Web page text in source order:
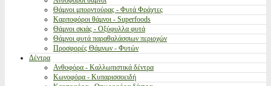
Θάμνοι μπορντούρας - Φυτά Φράχτες
Καρποφόροι θάμνοι - Superfoods
Θάμνοι σκιάς - Οξύφυλλα φυτά
Θάμνοι φυτά παραθαλάσσιων περιοχών
Προσφορές Θάμνων - Φυτών
Δέντρα
Ανθοφόρα - Καλλωπιστικά δέντρα
Κωνοφόρα - Κυπαρισσοειδή